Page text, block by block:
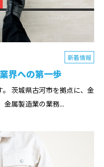
新着情報
界への第一歩
茨城県古河市を拠点に、金
金属製造業の業務...